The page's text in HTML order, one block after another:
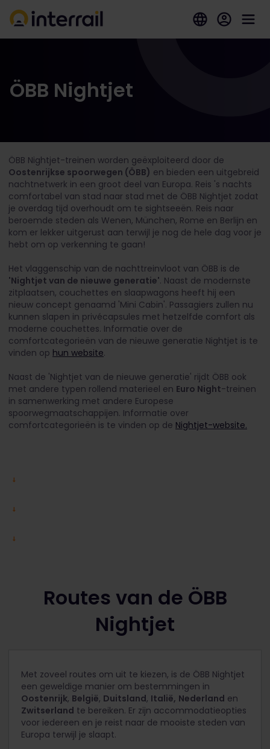
ÖBB Nightjet
ÖBB Nightjet-treinen worden geëxploiteerd door de
Oostenrijkse spoorwegen (ÖBB) en bieden een uitgebreid
nachtnetwerk in een groot deel van Europa. Reis 's nachts
comfortabel van stad naar stad met de ÖBB Nightjet zodat
je overdag tijd overhoudt om te sightseeën. Reis naar
beroemde steden als Wenen, München, Rome en Berlijn en
kom er lekker uitgerust aan terwijl je nog de hele dag voor je
hebt om op verkenning te gaan!
Het vlaggenschip van de nachttreinvloot van ÖBB is de
'Nightjet van de nieuwe generatie'. Naast de modernste
zitplaatsen, couchettes en slaapwagons heeft hij een
nieuw concept genaamd 'Mini Cabin'. Passagiers zullen nu
kunnen slapen in privécapsules met hetzelfde comfort als
moderne couchettes. Informatie over de
comfortcategorieën van de nieuwe generatie Nightjet is te
vinden op hun website.
Naast de 'Nightjet van de nieuwe generatie' rijdt ÖBB ook
met andere typen rollend materieel en Euro Night-treinen
in samenwerking met andere Europese
spoorwegmaatschappijen. Informatie over
comfortcategorieën is te vinden op de Nightjet-website.
Routes van de ÖBB
Nightjet
Met zoveel routes om uit te kiezen, is de ÖBB Nightjet
een geweldige manier om bestemmingen in
Oostenrijk, België, Duitsland, Italië, Nederland en
Zwitserland te bereiken. Er zijn accommodatieopties
voor iedereen en je reist naar de mooiste steden van
Europa terwijl je slaapt.